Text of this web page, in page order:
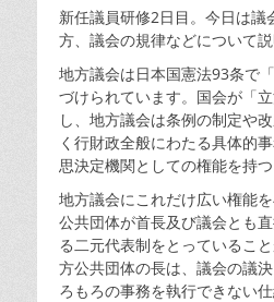
日
新任議員研修2日目。今日は議
方、議会の規律などについて説
地方議会は日本国憲法93条で
づけられています。国会が「
し、地方議会は条例の制定や
く行財政全般にわたる具体的
思決定機関としての権能を持つ
地方議会にこれだけ広い権能
公共団体が首長及び議会とも
る二元代表制をとっているこ
方公共団体の長は、議会の議
ろもろの事務を執行できない仕